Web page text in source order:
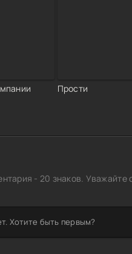
Прости
- 20 знаков. Уважайте
Хотите быть первым?